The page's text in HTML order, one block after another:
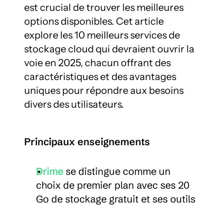
est crucial de trouver les meilleures
options disponibles. Cet article
explore les 10 meilleurs services de
stockage cloud qui devraient ouvrir la
voie en 2025, chacun offrant des
caractéristiques et des avantages
uniques pour répondre aux besoins
divers des utilisateurs.
Principaux enseignements
Drime se distingue comme un
choix de premier plan avec ses 20
Go de stockage gratuit et ses outils